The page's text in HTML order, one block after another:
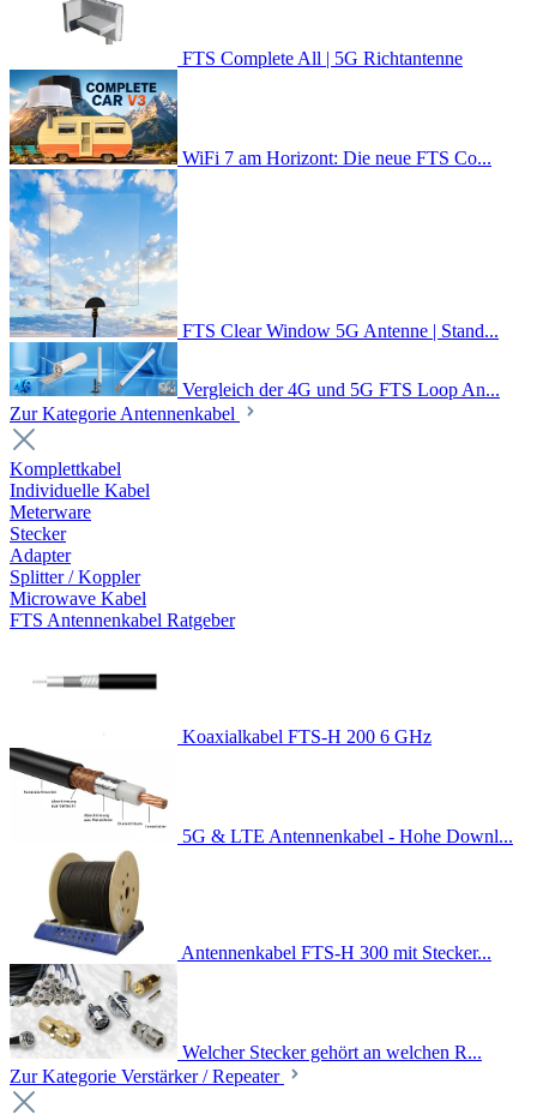
FTS Complete All | 5G Richtantenne
WiFi 7 am Horizont: Die neue FTS Co...
FTS Clear Window 5G Antenne | Stand...
Vergleich der 4G und 5G FTS Loop An...
Zur Kategorie Antennenkabel
Komplettkabel
Individuelle Kabel
Meterware
Stecker
Adapter
Splitter / Koppler
Microwave Kabel
FTS Antennenkabel Ratgeber
Koaxialkabel FTS-H 200 6 GHz
5G & LTE Antennenkabel - Hohe Downl...
Antennenkabel FTS-H 300 mit Stecker...
Welcher Stecker gehört an welchen R...
Zur Kategorie Verstärker / Repeater